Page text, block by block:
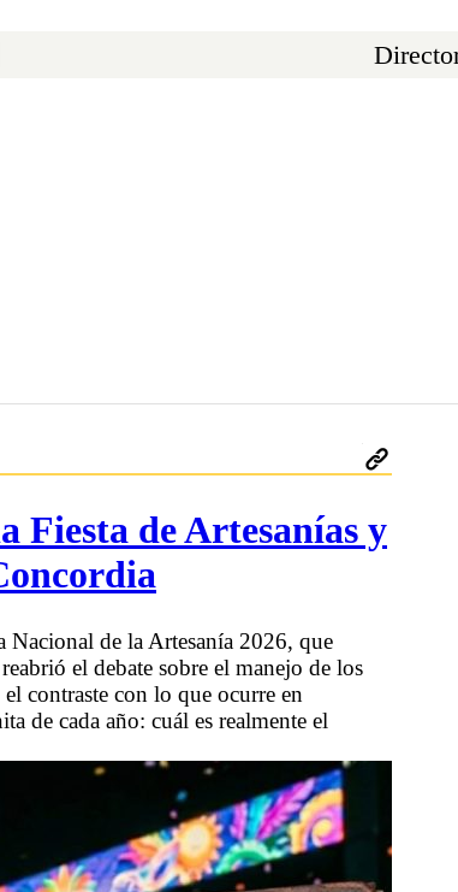
Fiesta de Artesanías y
de la Artesanía 2026, que
el debate sobre el manejo de los
contraste con lo que ocurre en
de cada año: cuál es realmente el